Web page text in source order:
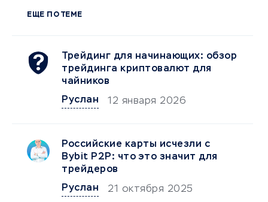
ЕЩЕ ПО ТЕМЕ
Трейдинг для начинающих: обзор
трейдинга криптовалют для
чайников
Руслан
12 января 2026
Российские карты исчезли с
Bybit P2P: что это значит для
трейдеров
Руслан
21 октября 2025